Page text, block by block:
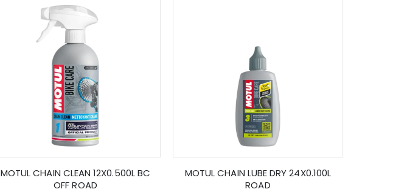
MOTUL CHAIN CLEAN 12X0.500L BC
OFF ROAD
MOTUL CHAIN LUBE DRY 24X0.100L
ROAD